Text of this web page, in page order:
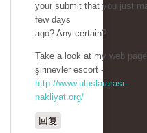
your submit that you just
few days
ago? Any certain?
Take a look at my web page
şirinevler escort -
http://www.uluslararasi-
nakliyat.org/
回复